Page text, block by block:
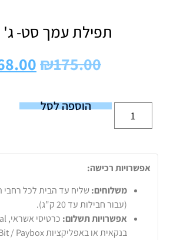
תפילת עמך סט- ג'
₪175.00
הוספה לסל
אפשרויות רכישה:
משלוחים:
(עבור חבילות עד 20 ק"ג).
אפשרויות תשלום: